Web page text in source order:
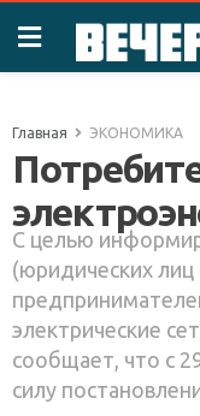
Главная ЭКОНОМИКА
С целью
(юридических
электрические
сообщает, что с
силу